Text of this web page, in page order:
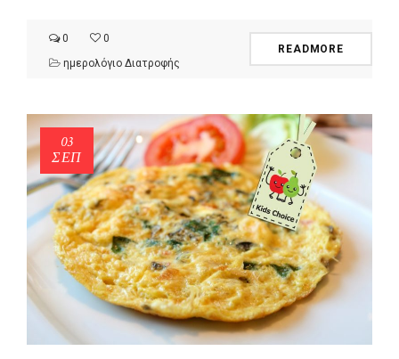
0
0
ημερολόγιο Διατροφής
READMORE
03
ΣΕΠ